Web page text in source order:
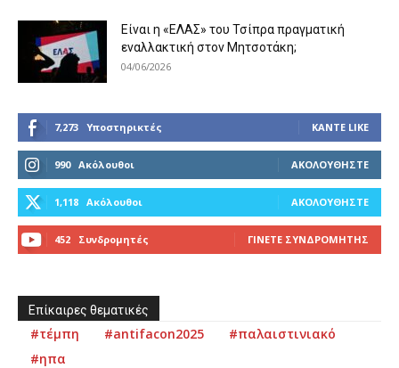
Είναι η «ΕΛΑΣ» του Τσίπρα πραγματική
εναλλακτική στον Μητσοτάκη;
04/06/2026
7,273 Υποστηρικτές ΚΆΝΤΕ LIKE
990 Ακόλουθοι ΑΚΟΛΟΥΘΉΣΤΕ
1,118 Ακόλουθοι ΑΚΟΛΟΥΘΉΣΤΕ
452 Συνδρομητές ΓΊΝΕΤΕ ΣΥΝΔΡΟΜΗΤΉΣ
Επίκαιρες θεματικές
#τέμπη #antifacon2025
#παλαιστινιακό
#ηπα